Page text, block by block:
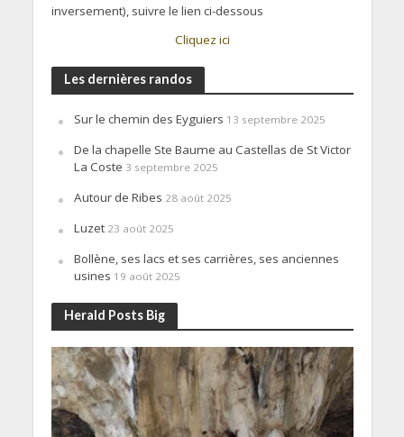
inversement), suivre le lien ci-dessous
Cliquez ici
Les dernières randos
Sur le chemin des Eyguiers 13 septembre 2025
De la chapelle Ste Baume au Castellas de St Victor
La Coste 3 septembre 2025
Autour de Ribes 28 août 2025
Luzet 23 août 2025
Bollène, ses lacs et ses carrières, ses anciennes
usines 19 août 2025
Herald Posts Big